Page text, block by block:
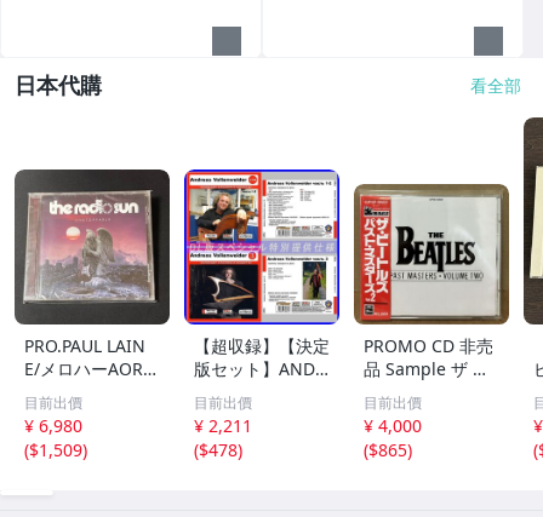
日本代購 看全部
PRO.PAUL LAIN
E/メロハーAOR◆
THE RADIO SUN/
UNSTOPPABLE
目前出價
¥ 6,980
($1,509)
【超収録】【決定
版セット】ANDR
EAS VOLLENWEI
DER CD1+2+3 厳
選プレミア音源集
MP3CD-DLVer 3
目前出價
¥ 2,211
($478)
PROMO CD 非売
品 Sample ザ ビ
ートルズ パスト
マスターズ VOL.2
CP32-5602 THE
BEATLES / PAST
目前出價
¥ 4,000
($865)
(